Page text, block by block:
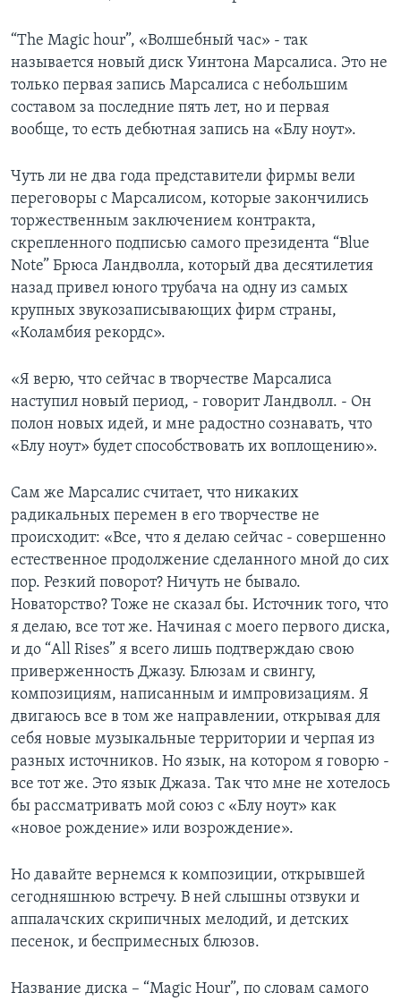
Learning English
СОЦИАЛЬНЫЕ СЕТИ
“The Magic hour”, «Волшебный час» - так
называется новый диск Уинтона Марсалиса. Это не
только первая запись Марсалиса с небольшим
составом за последние пять лет, но и первая
вообще, то есть дебютная запись на «Блу ноут».
Чуть ли не два года представители фирмы вели
переговоры с Марсалисом, которые закончились
торжественным заключением контракта,
скрепленного подписью самого президента “Blue
Note” Брюса Ландволла, который два десятилетия
назад привел юного трубача на одну из самых
крупных звукозаписывающих фирм страны,
«Коламбия рекордс».
«Я верю, что сейчас в творчестве Марсалиса
наступил новый период, - говорит Ландволл. - Он
полон новых идей, и мне радостно сознавать, что
«Блу ноут» будет способствовать их воплощению».
Сам же Марсалис считает, что никаких
радикальных перемен в его творчестве не
происходит: «Все, что я делаю сейчас - совершенно
естественное продолжение сделанного мной до сих
пор. Резкий поворот? Ничуть не бывало.
Новаторство? Тоже не сказал бы. Источник того, что
я делаю, все тот же. Начиная с моего первого диска,
и до “All Rises” я всего лишь подтверждаю свою
приверженность Джазу. Блюзам и свингу,
композициям, написанным и импровизациям. Я
двигаюсь все в том же направлении, открывая для
себя новые музыкальные территории и черпая из
разных источников. Но язык, на котором я говорю -
все тот же. Это язык Джаза. Так что мне не хотелось
бы рассматривать мой союз с «Блу ноут» как
«новое рождение» или возрождение».
Но давайте вернемся к композиции, открывшей
сегодняшнюю встречу. В ней слышны отзвуки и
аппалачских скрипичных мелодий, и детских
песенок, и беспримесных блюзов.
Название диска – “Magic Hour”, по словам самого